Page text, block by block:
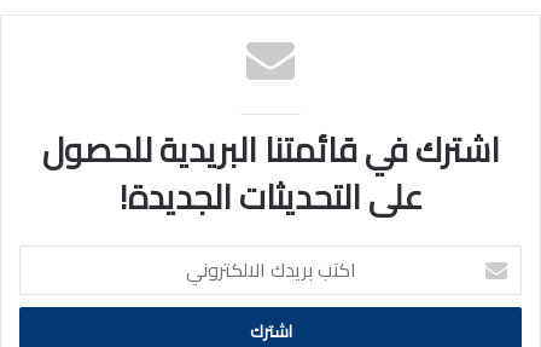
اشترك في قائمتنا البريدية للحصول
على التحديثات الجديدة!
اكتب
بريدك
الالكتروني